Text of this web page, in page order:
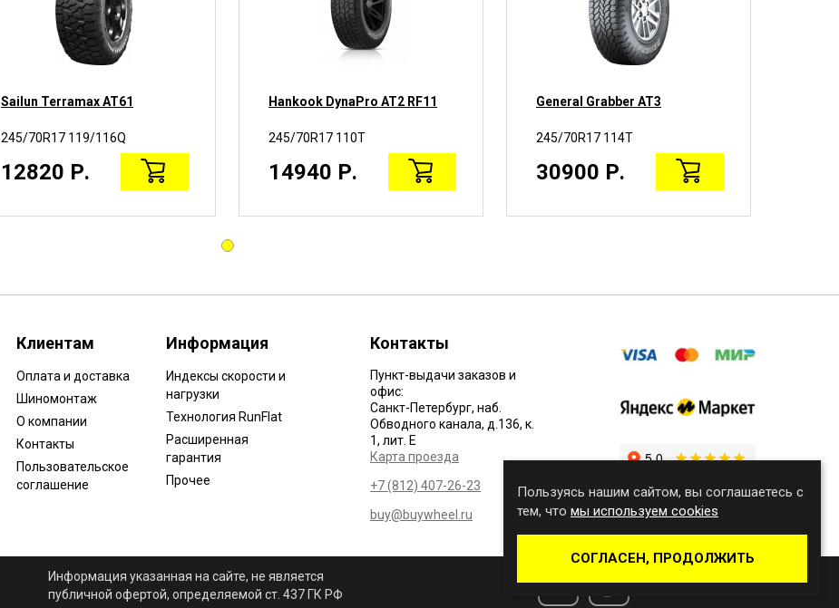
Sailun Terramax AT61
245/70R17 119/116Q
12820 Р.
Hankook DynaPro AT2 RF11
245/70R17 110T
14940 Р.
General Grabber AT3
245/70R17 114T
30900 Р.
Клиентам
Оплата и доставка
Шиномонтаж
О компании
Контакты
Пользовательское
соглашение
Информация
Индексы скорости и
нагрузки
Технология RunFlat
Расширенная
гарантия
Прочее
Контакты
Пункт-выдачи заказов и
офис:
Санкт-Петербург, наб.
Обводного канала, д.136, к.
1, лит. Е
Карта проезда
+7 (812) 407-26-23
buy@buywheel.ru
Информация указанная на сайте, не является
публичной офертой, определяемой ст. 437 ГК РФ
Пользуясь нашим сайтом, вы соглашаетесь с
тем, что мы используем cookies
СОГЛАСЕН, ПРОДОЛЖИТЬ